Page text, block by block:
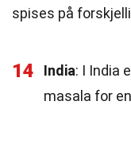
spises på
14 India: I India
masala for